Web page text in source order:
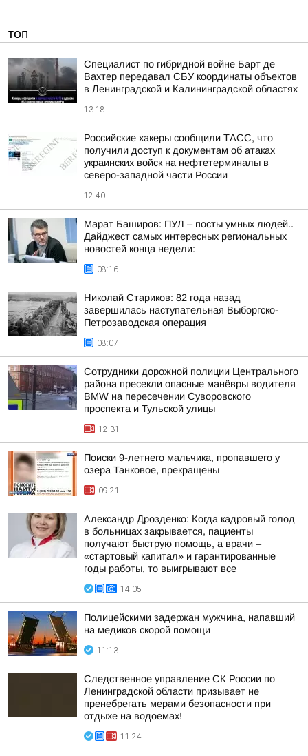
ТОП
Специалист по гибридной войне Барт де
Вахтер передавал СБУ координаты объектов
в Ленинградской и Калининградской областях
13:18
Российские хакеры сообщили ТАСС, что
получили доступ к документам об атаках
украинских войск на нефтетерминалы в
северо-западной части России
12:40
Марат Баширов: ПУЛ – посты умных людей..
Дайджест самых интересных региональных
новостей конца недели:
08:16
Николай Стариков: 82 года назад
завершилась наступательная Выборгско-
Петрозаводская операция
08:07
Сотрудники дорожной полиции Центрального
района пресекли опасные манёвры водителя
BMW на пересечении Суворовского
проспекта и Тульской улицы
12:31
Поиски 9-летнего мальчика, пропавшего у
озера Танковое, прекращены
09:21
Александр Дрозденко: Когда кадровый голод
в больницах закрывается, пациенты
получают быструю помощь, а врачи –
«стартовый капитал» и гарантированные
годы работы, то выигрывают все
14:05
Полицейскими задержан мужчина, напавший
на медиков скорой помощи
11:13
Следственное управление СК России по
Ленинградской области призывает не
пренебрегать мерами безопасности при
отдыхе на водоемах!
11:24